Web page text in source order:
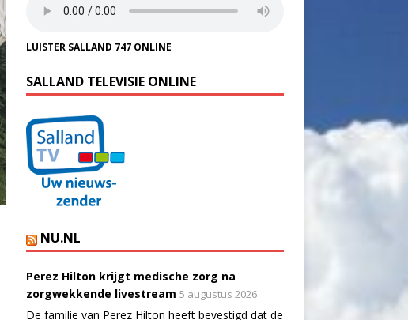
LUISTER SALLAND 747 ONLINE
SALLAND TELEVISIE ONLINE
NU.NL
Perez Hilton krijgt medische zorg na
zorgwekkende livestream 5 augustus 2026
De familie van Perez Hilton heeft bevestigd dat de